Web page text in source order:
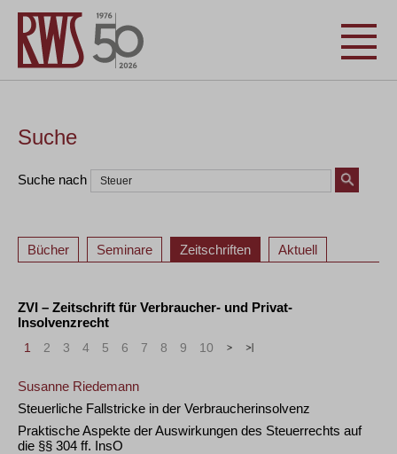
Suche
Suche nach
Bücher Seminare Zeitschriften Aktuell
ZVI – Zeitschrift für Verbraucher- und Privat-
Insolvenzrecht
1 2 3 4 5 6 7 8 9 10 > »
Susanne Riedemann
Steuerliche Fallstricke in der Verbraucherinsolvenz
Praktische Aspekte der Auswirkungen des Steuerrechts auf
die §§ 304 ff. InsO